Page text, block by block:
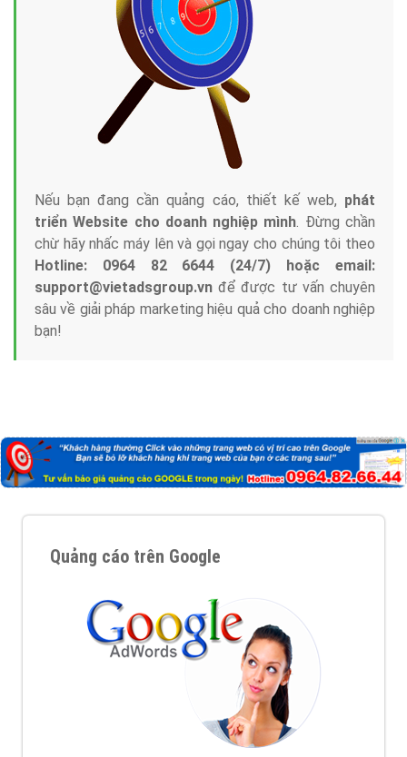
Nếu bạn đang cần quảng cáo, thiết kế web, phát
triển Website cho doanh nghiệp mình. Đừng chần
chừ hãy nhấc máy lên và gọi ngay cho chúng tôi theo
Hotline: 0964 82 6644 (24/7) hoặc email:
support@vietadsgroup.vn để được tư vấn chuyên
sâu về giải pháp marketing hiệu quả cho doanh nghiệp
bạn!
Quảng cáo trên Google